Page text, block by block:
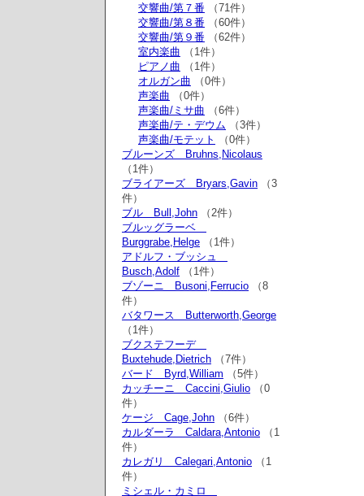
交響曲/第７番 （71件）
交響曲/第８番 （60件）
交響曲/第９番 （62件）
室内楽曲 （1件）
ピアノ曲 （1件）
オルガン曲 （0件）
声楽曲 （0件）
声楽曲/ミサ曲 （6件）
声楽曲/テ・デウム （3件）
声楽曲/モテット
（0件）
ブルーンズ Bruhns,Nicolaus
（1件）
ブライアーズ Bryars,Gavin （3
件）
ブル Bull,John （2件）
ブルッグラーベ
Burggrabe,Helge （1件）
アドルフ・ブッシュ
Busch,Adolf （1件）
ブゾーニ Busoni,Ferrucio （8
件）
バタワース Butterworth,George
（1件）
ブクステフーデ
Buxtehude,Dietrich （7件）
バード Byrd,William （5件）
カッチーニ Caccini,Giulio （0
件）
ケージ Cage,John （6件）
カルダーラ Caldara,Antonio （1
件）
カレガリ Calegari,Antonio （1
件）
ミシェル・カミロ